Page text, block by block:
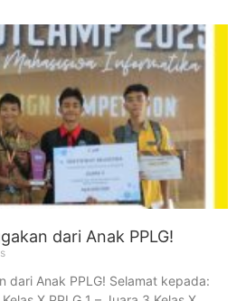
dari Anak PPLG!
dari Anak PPLG! Selamat kepada: